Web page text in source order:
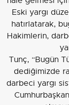
Eski yargı
hatırlatarak,
Hakimlerin,
Tunç, “Bugün
dediğimizde
darbeci yargı